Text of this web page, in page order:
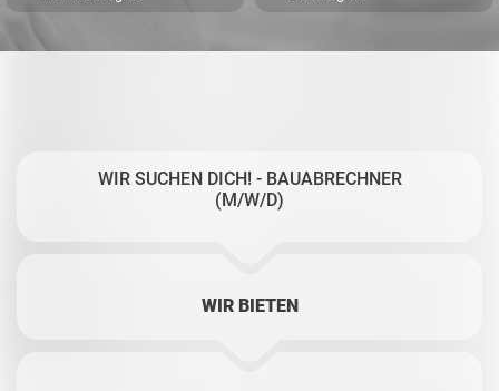
WIR SUCHEN DICH! - BAUABRECHNER
(M/W/D)
WIR BIETEN